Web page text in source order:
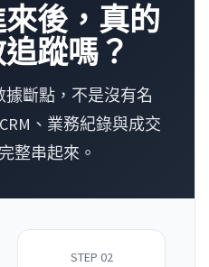
後，真的
蹤嗎？
據斷點，不是沒有名
、業務紀錄與成交
整串起來。
STEP 02